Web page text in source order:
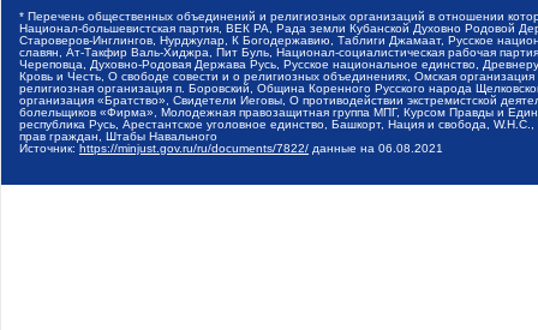
* Перечень общественных объединений и религиозных организаций в отношении
Национал-большевистская партия, ВЕК РА, Рада земли Кубанской Духовно Родовой
Староверов-Инглингов, Нурджулар, К Богодержавию, Таблиги Джамаат, Русское
славян, Ат-Такфир Валь-Хиджра, Пит Буль, Национал-социалистическая рабочая
Череповца, Духовно-Родовая Держава Русь, Русское национальное единство,
Кровь и Честь, О свободе совести и о религиозных объединениях, Омская
религиозная организация п. Боровский, Община Коренного Русского народа
организация «Братство», Свидетели Иеговы, О противодействии экстремистской
болельщиков «Фирма», Молодежная правозащитная группа МПГ, Курсом Правды и
республика Русь, Арестантское уголовное единство, Башкорт, Нация и свобода,
прав граждан, Штабы Навального
Источник: https://minjust.gov.ru/ru/documents/7822/ данные на 06.08.2021